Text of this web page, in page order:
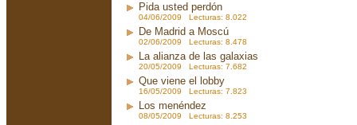
Pida usted perdón
04/06/2009 Lecturas: 8.022
De Madrid a Moscú
02/06/2009 Lecturas: 8.478
La alianza de las galaxias
20/05/2009 Lecturas: 7.682
Que viene el lobby
16/05/2009 Lecturas: 7.823
Los menéndez
08/05/2009 Lecturas: 8.253